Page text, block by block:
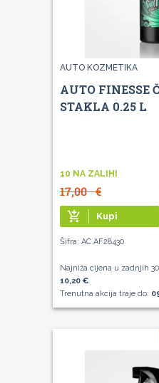
AUTO KOZMETIKA
AUTO FINESSE
STAKLA 0.25 L
10 NA ZALIHI
17,00€
add_shopping_cart Kupi
Šifra: AC AF28430
Najniža cijena u zadnjih
10,20 €
Trenutna akcija traje do: